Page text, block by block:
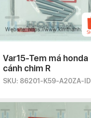
Var15-Tem má honda
cánh chim R
SKU: 86201-K59-A20ZA-ID